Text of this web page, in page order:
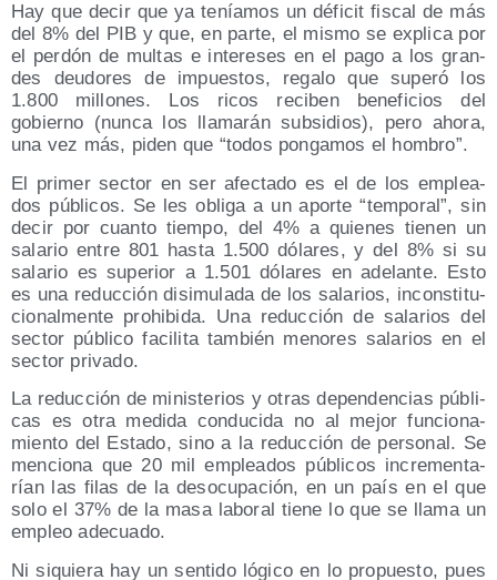
Hay que decir que ya tenía­mos un défi­cit fis­cal de más
del 8% del PIB y que, en par­te, el mis­mo se expli­ca por
el per­dón de mul­tas e intere­ses en el pago a los gran­
des deu­do­res de impues­tos, rega­lo que superó los
1.800 millo­nes. Los ricos reci­ben bene­fi­cios del
gobierno (nun­ca los lla­ma­rán sub­si­dios), pero aho­ra,
una vez más, piden que “todos pon­ga­mos el hombro”.
El pri­mer sec­tor en ser afec­ta­do es el de los emplea­
dos públi­cos. Se les obli­ga a un apor­te “tem­po­ral”, sin
decir por cuan­to tiem­po, del 4% a quie­nes tie­nen un
sala­rio entre 801 has­ta 1.500 dóla­res, y del 8% si su
sala­rio es supe­rior a 1.501 dóla­res en ade­lan­te. Esto
es una reduc­ción disi­mu­la­da de los sala­rios, incons­ti­tu­
cio­nal­men­te prohi­bi­da. Una reduc­ción de sala­rios del
sec­tor públi­co faci­li­ta tam­bién meno­res sala­rios en el
sec­tor privado.
La reduc­ción de minis­te­rios y otras depen­den­cias públi­
cas es otra medi­da con­du­ci­da no al mejor fun­cio­na­
mien­to del Esta­do, sino a la reduc­ción de per­so­nal. Se
men­cio­na que 20 mil emplea­dos públi­cos incre­men­ta­
rían las filas de la des­ocu­pa­ción, en un país en el que
solo el 37% de la masa labo­ral tie­ne lo que se lla­ma un
empleo adecuado.
Ni siquie­ra hay un sen­ti­do lógi­co en lo pro­pues­to, pues